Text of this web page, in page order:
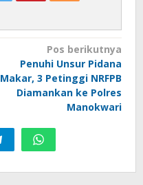
Pos berikutnya
Penuhi Unsur Pidana
Makar, 3 Petinggi NRFPB
Diamankan ke Polres
Manokwari